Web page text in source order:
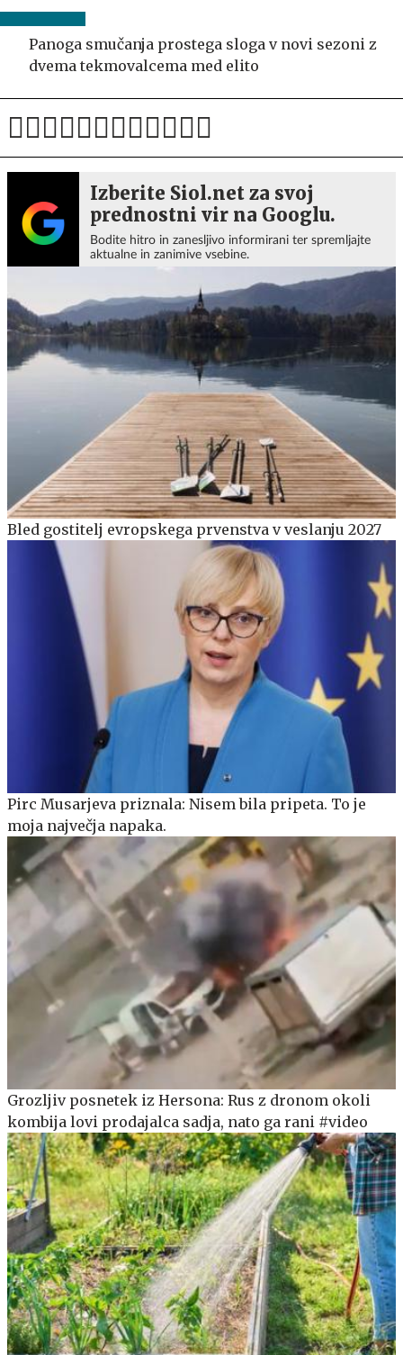
Panoga smučanja prostega sloga v novi sezoni z
dvema tekmovalcema med elito
Izberite Siol.net za svoj
prednostni vir na Googlu.
Bodite hitro in zanesljivo informirani ter spremljajte
aktualne in zanimive vsebine.
Bled gostitelj evropskega prvenstva v veslanju 2027
Pirc Musarjeva priznala: Nisem bila pripeta. To je
moja največja napaka.
Grozljiv posnetek iz Hersona: Rus z dronom okoli
kombija lovi prodajalca sadja, nato ga rani #video